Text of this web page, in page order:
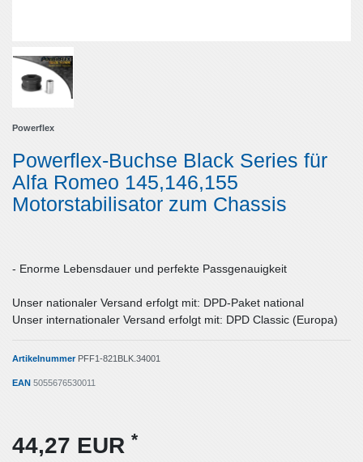
Powerflex
Powerflex-Buchse Black Series für
Alfa Romeo 145,146,155
Motorstabilisator zum Chassis
- Enorme Lebensdauer und perfekte Passgenauigkeit
Unser nationaler Versand erfolgt mit: DPD-Paket national
Unser internationaler Versand erfolgt mit: DPD Classic (Europa)
Artikelnummer PFF1-821BLK.34001
EAN 5055676530011
44,27 EUR *